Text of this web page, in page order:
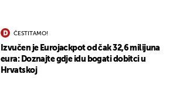
ČESTITAMO!
Izvučen je Eurojackpot od čak 32,6 milijuna
eura: Doznajte gdje idu bogati dobitci u
Hrvatskoj